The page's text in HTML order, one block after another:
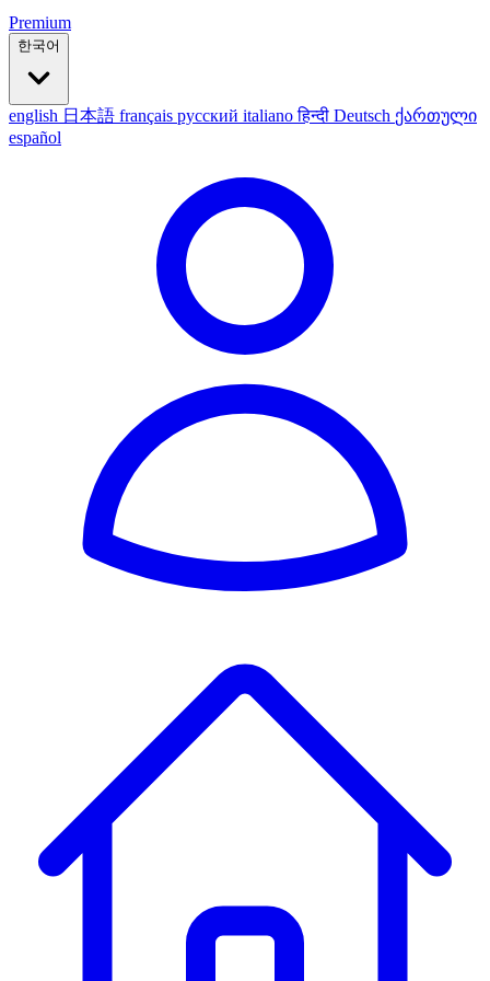
Premium
한국어
english 日本語 français русский italianoहिन्दी Deutsch ქართული
español